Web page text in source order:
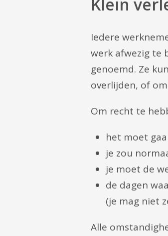
Iedere
werk afwezig te
genoemd. Ze
overlijden, of
Om recht te
het moet
je zou
je moet de
de dagen
(je mag niet
Alle